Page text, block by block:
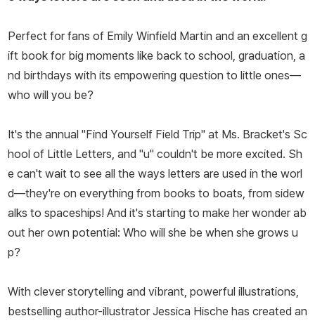
Perfect for fans of Emily Winfield Martin and an excellent g
ift book for big moments like back to school, graduation, a
nd birthdays with its empowering question to little ones—
who will you be?
It's the annual "Find Yourself Field Trip" at Ms. Bracket's Sc
hool of Little Letters, and "u" couldn't be more excited. Sh
e can't wait to see all the ways letters are used in the worl
d—they're on everything from books to boats, from sidew
alks to spaceships! And it's starting to make her wonder ab
out her own potential: Who will she be when she grows u
p?
With clever storytelling and vibrant, powerful illustrations,
bestselling author-illustrator Jessica Hische has created an